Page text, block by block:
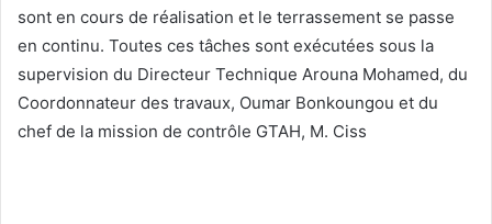
sont en cours de réalisation et le terrassement se passe
en continu. Toutes ces tâches sont exécutées sous la
supervision du Directeur Technique Arouna Mohamed, du
Coordonnateur des travaux, Oumar Bonkoungou et du
chef de la mission de contrôle GTAH, M. Ciss